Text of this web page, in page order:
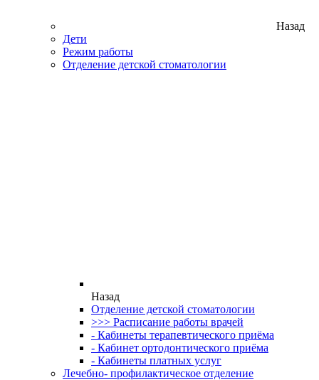
Назад
Дети
Режим работы
Отделение детской стоматологии
Назад
Отделение детской стоматологии
>>> Расписание работы врачей
- Кабинеты терапевтического приёма
- Кабинет ортодонтического приёма
- Кабинеты платных услуг
Лечебно- профилактическое отделение